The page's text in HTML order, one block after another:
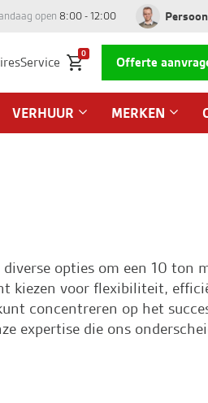
open 8:00 - 12:00
Service
0
Offerte
VERHUUR MERKEN
opties om een 10 ton
kiezen voor flexibiliteit,
concentreren op het
expertise die ons